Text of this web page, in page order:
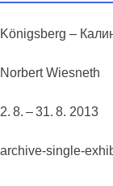
Königsberg –
Norbert Wiesneth
2. 8. – 31. 8. 2013
archive-single-